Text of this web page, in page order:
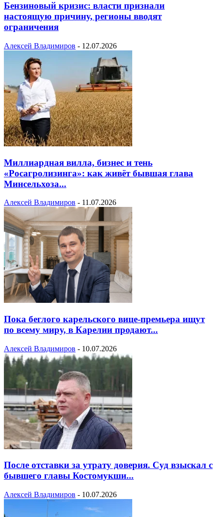
Бензиновый кризис: власти признали
настоящую причину, регионы вводят
ограничения
Алексей Владимиров - 12.07.2026
Миллиардная вилла, бизнес и тень
«Росагролизинга»: как живёт бывшая глава
Минсельхоза...
Алексей Владимиров - 11.07.2026
Пока беглого карельского вице-премьера ищут
по всему миру, в Карелии продают...
Алексей Владимиров - 10.07.2026
После отставки за утрату доверия. Суд взыскал с
бывшего главы Костомукши...
Алексей Владимиров - 10.07.2026